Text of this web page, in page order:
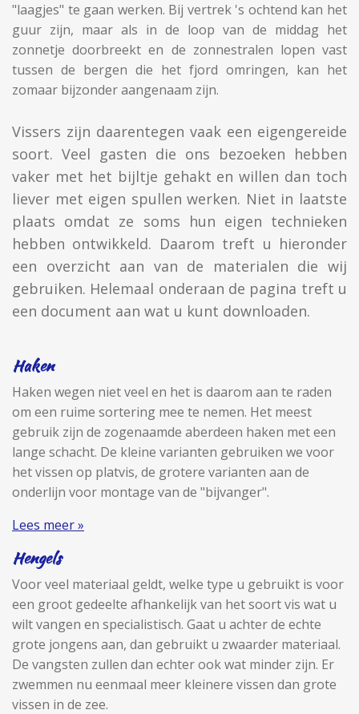
"laagjes" te gaan werken. Bij vertrek 's ochtend kan het
guur zijn, maar als in de loop van de middag het
zonnetje doorbreekt en de zonnestralen lopen vast
tussen de bergen die het fjord omringen, kan het
zomaar bijzonder aangenaam zijn.
Vissers zijn daarentegen vaak een eigengereide
soort. Veel gasten die ons bezoeken hebben
vaker met het bijltje gehakt en willen dan toch
liever met eigen spullen werken. Niet in laatste
plaats omdat ze soms hun eigen technieken
hebben ontwikkeld. Daarom treft u hieronder
een overzicht aan van de materialen die wij
gebruiken. Helemaal onderaan de pagina treft u
een document aan wat u kunt downloaden.
Haken
Haken wegen niet veel en het is daarom aan te raden
om een ruime sortering mee te nemen. Het meest
gebruik zijn de zogenaamde aberdeen haken met een
lange schacht. De kleine varianten gebruiken we voor
het vissen op platvis, de grotere varianten aan de
onderlijn voor montage van de "bijvanger".
Lees meer »
Hengels
Voor veel materiaal geldt, welke type u gebruikt is voor
een groot gedeelte afhankelijk van het soort vis wat u
wilt vangen en specialistisch. Gaat u achter de echte
grote jongens aan, dan gebruikt u zwaarder materiaal.
De vangsten zullen dan echter ook wat minder zijn. Er
zwemmen nu eenmaal meer kleinere vissen dan grote
vissen in de zee.